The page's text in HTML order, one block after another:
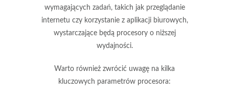
wymagających zadań, takich jak przeglądanie
internetu czy korzystanie z aplikacji biurowych,
wystarczające będą procesory o niższej
wydajności.
Warto również zwrócić uwagę na kilka
kluczowych parametrów procesora: